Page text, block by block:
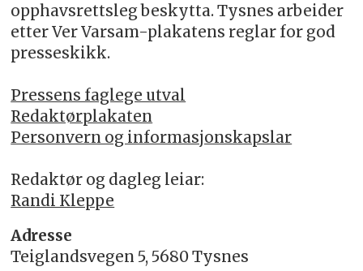
opphavsrettsleg beskytta. Tysnes arbeider
etter Ver Varsam-plakatens reglar for god
presseskikk.
Pressens faglege utval
Redaktørplakaten
Personvern og informasjonskapslar
Redaktør og dagleg leiar:
Randi Kleppe
Adresse
Teiglandsvegen 5, 5680 Tysnes